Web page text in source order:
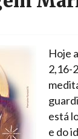
Hoje
2,16-
está
e do